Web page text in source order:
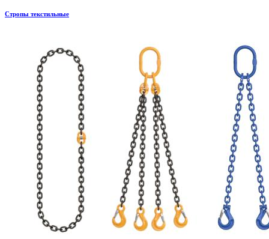
Стропы текстильные